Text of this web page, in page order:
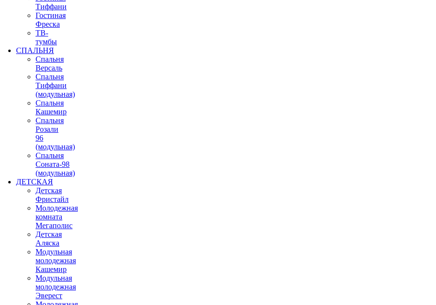
Тиффани
Гостиная
Фреска
ТВ-
тумбы
СПАЛЬНЯ
Спальня
Версаль
Спальня
Тиффани
(модульная)
Спальня
Кашемир
Спальня
Розали
96
(модульная)
Спальня
Соната-98
(модульная)
ДЕТСКАЯ
Детская
Фристайл
Молодежная
комната
Мегаполис
Детская
Аляска
Модульная
молодежная
Кашемир
Модульная
молодежная
Эверест